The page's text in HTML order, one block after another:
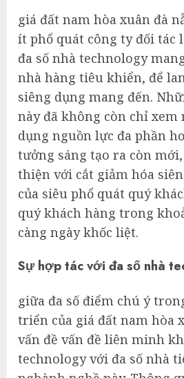
giá đất nam hòa xuân đà
ít phổ quát công ty đối tác
đa số nhà technology
nhà hàng tiêu khiển, để
siêng dụng mang đến.
này đã không còn chỉ
dụng nguồn lực đa phần
tưởng sáng tạo ra còn
thiện với cắt giảm hóa
của siêu phổ quát quý
quý khách hàng trong
càng ngày khốc liệt.
Sự hợp tác với đa số nhà
giữa đa số điểm chú ý
triển của giá đất nam hòa
vấn đề vấn đề liên minh
technology với đa số nhà